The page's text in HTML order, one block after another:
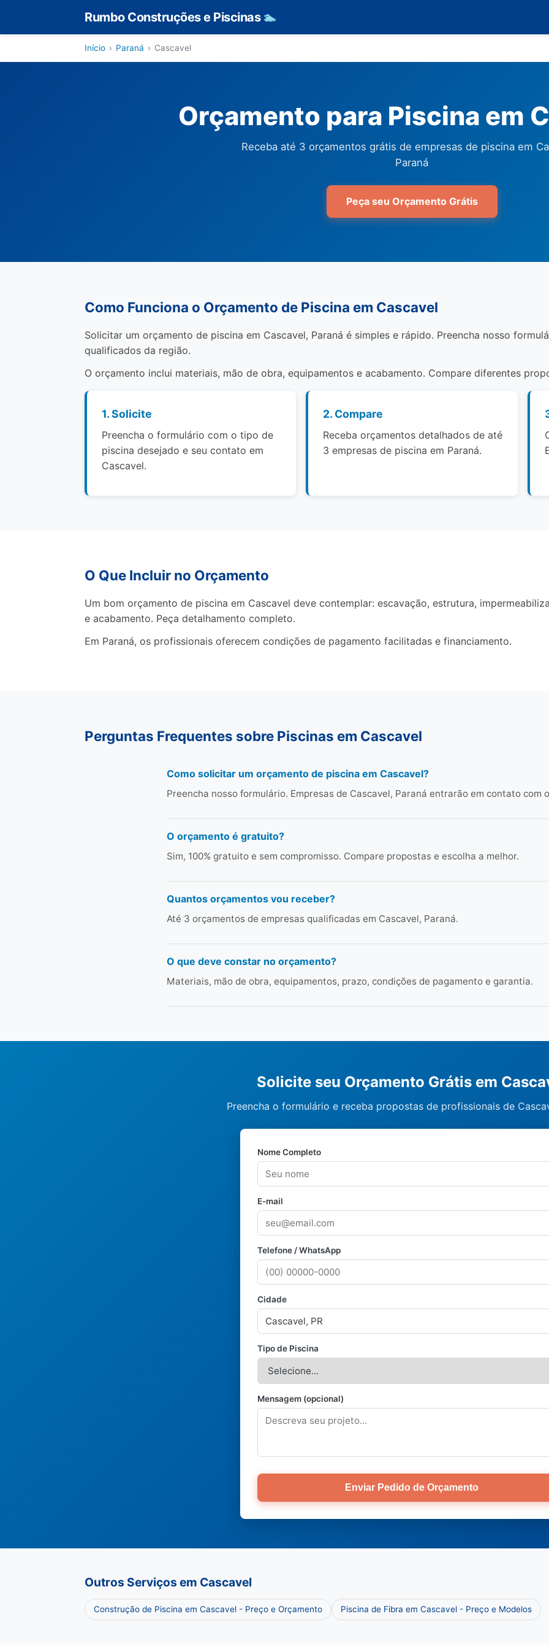
Rumbo Construções e Piscinas 🏊
Início › Paraná › Cascavel
Orçamento para Piscina em
Receba até 3 orçamentos grátis de empresas de piscina em
Paraná
Peça seu Orçamento Grátis
Como Funciona o Orçamento de Piscina em Cascavel
Solicitar um orçamento de piscina em Cascavel, Paraná é simples e rápido. Preencha nosso
qualificados da região.
O orçamento inclui materiais, mão de obra, equipamentos e acabamento. Compare diferentes
1. Solicite
Preencha o formulário com o tipo de
piscina desejado e seu contato em
Cascavel.
2. Compare
Receba orçamentos detalhados de até
3 empresas de piscina em Paraná.
O Que Incluir no Orçamento
Um bom orçamento de piscina em Cascavel deve contemplar: escavação, estrutura,
e acabamento. Peça detalhamento completo.
Em Paraná, os profissionais oferecem condições de pagamento facilitadas e financiamento.
Perguntas Frequentes sobre Piscinas em Cascavel
Como solicitar um orçamento de piscina em Cascavel?
Preencha nosso formulário. Empresas de Cascavel, Paraná entrarão em contato com
O orçamento é gratuito?
Sim, 100% gratuito e sem compromisso. Compare propostas e escolha a melhor.
Quantos orçamentos vou receber?
Até 3 orçamentos de empresas qualificadas em Cascavel, Paraná.
O que deve constar no orçamento?
Materiais, mão de obra, equipamentos, prazo, condições de pagamento e garantia.
Solicite seu Orçamento Grátis em
Preencha o formulário e receba propostas de profissionais de
Nome Completo
E-mail
Telefone / WhatsApp
Cidade
Tipo de Piscina
Mensagem (opcional)
Enviar Pedido de Orçamento
Outros Serviços em Cascavel
Construção de Piscina em Cascavel - Preço e Orçamento Piscina de Fibra em Cascavel - Preço e Modelos